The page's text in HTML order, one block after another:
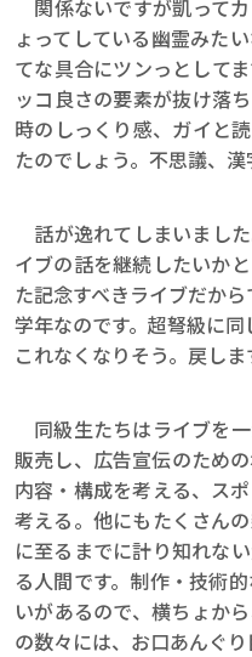
関係ないですが凱って
ょってしている幽霊みた
てな具合にツンっとして
ッコ良さの要素が抜け落
時のしっくり感、ガイと
たのでしょう。不思議、漢
話が逸れてしまいまし
イブの話を継続したいか
た記念すべきライブだか
学年なのです。超弩級に
これなくなりそう。戻しま
同級生たちはライブを
販売し、広告宣伝のため
内容・構成を考える、ス
考える。他にもたくさん
に至るまでに計り知れな
る人間です。制作・技術
いがあるので、横ちょか
の数々には、お口あんぐ